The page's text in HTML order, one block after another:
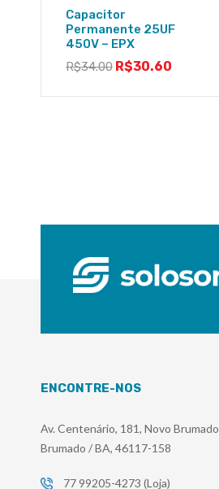
Capacitor
Permanente 25UF
450V – EPX
R$34.00 R$30.60
ENCONTRE-NOS
Av. Centenário, 181, Novo Brumado
Brumado / BA, 46117-158
77 99205-4273 (Loja)